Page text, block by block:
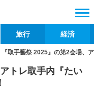
旅行 経済
『取手藝祭 2025』の第2会場、
トレ取手内『たい